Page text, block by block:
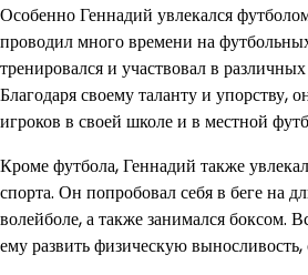
Особенно Геннадий увлекался
проводил много времени на
тренировался и участвовал в
Благодаря своему таланту и упорству,
игроков в своей школе и в местной
Кроме футбола, Геннадий также
спорта. Он попробовал себя в беге на
волейболе, а также занимался боксом.
ему развить физическую